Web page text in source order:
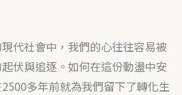
代社會中，我們的心往往容易被
伏與追逐。如何在這份動盪中安
多年前就為我們留下了轉化生